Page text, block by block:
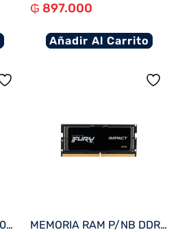
₲ 897.000
Añadir Al Carrito
PROCESADOR INTEL 1200 CORE I3-10100F 3.6GHZ/6MB C/ COOL BX8070110100F MEMORIA RAM P/NB DDR5 16G 5600 KINGSTON FURY IMPACT BK KF556S40IB-16 XMP